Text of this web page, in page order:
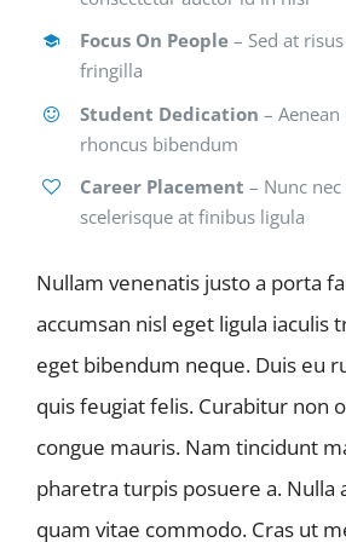
Focus On People – Sed at
fringilla
Student Dedication –
rhoncus bibendum
Career Placement – Nunc
scelerisque at finibus ligula
Nullam venenatis justo a porta
accumsan nisl eget ligula iaculis
eget bibendum neque. Duis eu
quis feugiat felis. Curabitur non
congue mauris. Nam tincidunt
pharetra turpis posuere a. Nulla
quam vitae commodo. Cras ut